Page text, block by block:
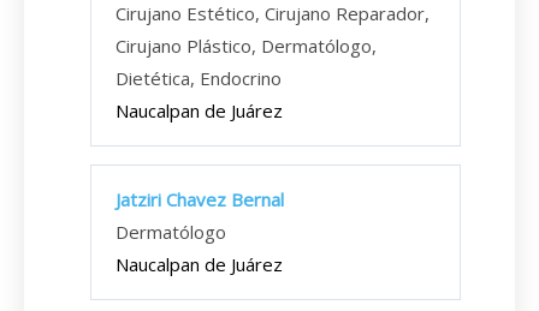
Cirujano Estético, Cirujano Reparador,
Cirujano Plástico, Dermatólogo,
Dietética, Endocrino
Naucalpan de Juárez
Jatziri Chavez Bernal
Dermatólogo
Naucalpan de Juárez